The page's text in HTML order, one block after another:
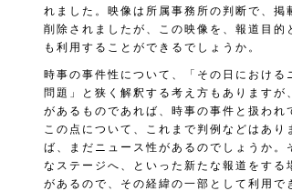
れました。映像は所属事務所の判断で、
削除されましたが、この映像を、報道目
も利用することができるでしょうか。
時事の事件性について、「その日におけ
問題」と狭く解釈する考え方もあります
があるものであれば、時事の事件と扱われ
この点について、これまで判例などはあ
ば、まだニュース性があるのでしょうか
なステージへ、といった新たな報道をす
があるので、その経緯の一部として利用